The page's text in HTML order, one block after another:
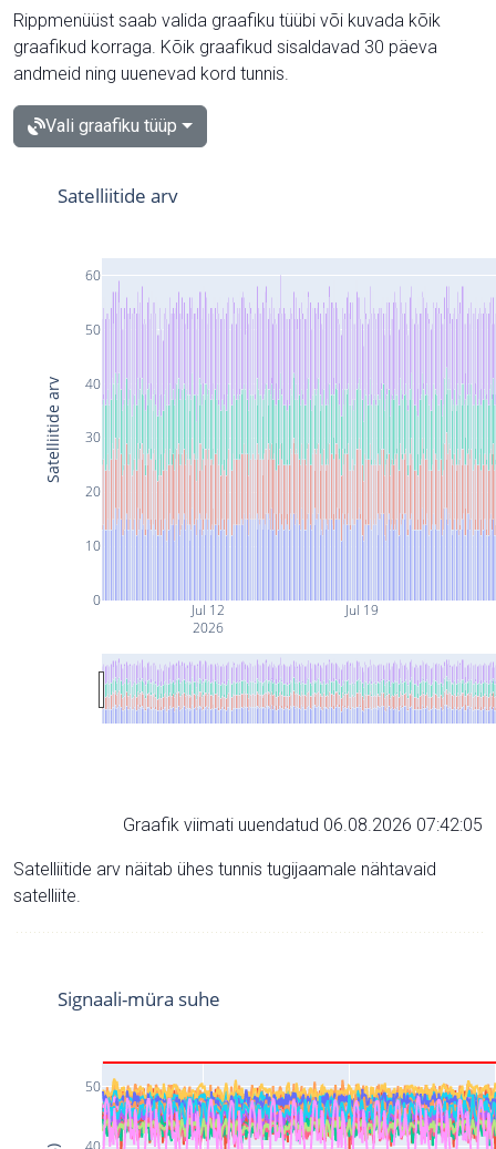
Rippmenüüst saab valida graafiku tüübi või kuvada kõik
graafikud korraga. Kõik graafikud sisaldavad 30 päeva
andmeid ning uuenevad kord tunnis.
Vali graafiku tüüp
Jul 12
2026
Jul 19
0
10
20
30
40
50
60
Satelliitide arv
Satelliitide arv
Graafik viimati uuendatud 06.08.2026 07:42:05
Satelliitide arv näitab ühes tunnis tugijaamale nähtavaid
satelliite.
50
Signaali-müra suhe